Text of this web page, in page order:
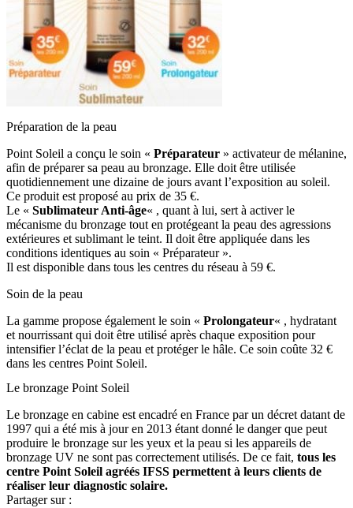
Préparation de la peau
Point Soleil a conçu le soin « Préparateur » activateur de mélanine,
afin de préparer sa peau au bronzage. Elle doit être utilisée
quotidiennement une dizaine de jours avant l’exposition au soleil.
Ce produit est proposé au prix de 35 €.
Le « Sublimateur Anti-âge« , quant à lui, sert à activer le
mécanisme du bronzage tout en protégeant la peau des agressions
extérieures et sublimant le teint. Il doit être appliquée dans les
conditions identiques au soin « Préparateur ».
Il est disponible dans tous les centres du réseau à 59 €.
Soin de la peau
La gamme propose également le soin « Prolongateur« , hydratant
et nourrissant qui doit être utilisé après chaque exposition pour
intensifier l’éclat de la peau et protéger le hâle. Ce soin coûte 32 €
dans les centres Point Soleil.
Le bronzage Point Soleil
Le bronzage en cabine est encadré en France par un décret datant de
1997 qui a été mis à jour en 2013 étant donné le danger que peut
produire le bronzage sur les yeux et la peau si les appareils de
bronzage UV ne sont pas correctement utilisés. De ce fait, tous les
centre Point Soleil agréés IFSS permettent à leurs clients de
réaliser leur diagnostic solaire.
Partager sur :